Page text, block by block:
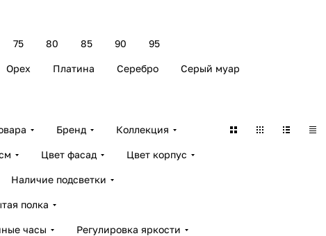
75 80 85 90 95
Орех Платина Серебро Серый муар
Бренд Коллекция
Цвет фасад Цвет корпус
Наличие подсветки
полка
часы
Регулировка яркости